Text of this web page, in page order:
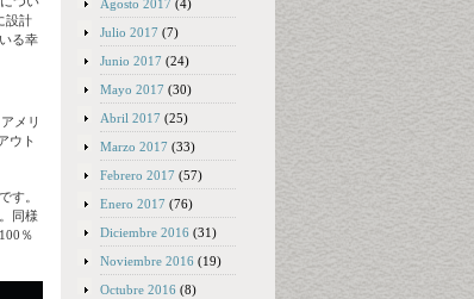
設計
る幸
メリ
ウト
す。
同様
％
Agosto 2017 (4)
Julio 2017 (7)
Junio 2017 (24)
Mayo 2017 (30)
Abril 2017 (25)
Marzo 2017 (33)
Febrero 2017 (57)
Enero 2017 (76)
Diciembre 2016 (31)
Noviembre 2016 (19)
Octubre 2016 (8)